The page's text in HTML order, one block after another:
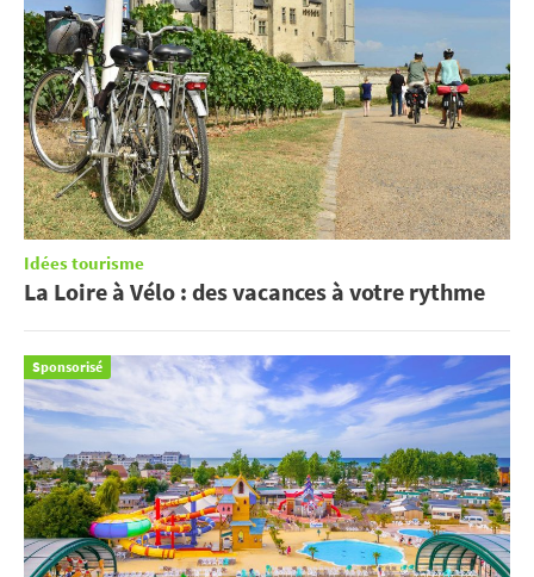
Idées tourisme
La Loire à Vélo : des vacances à votre rythme
Sponsorisé